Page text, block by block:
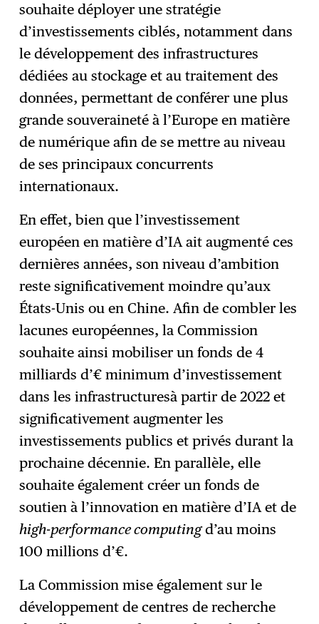
souhaite déployer une stratégie
d’investissements ciblés, notamment dans
le développement des infrastructures
dédiées au stockage et au traitement des
données, permettant de conférer une plus
grande souveraineté à l’Europe en matière
de numérique afin de se mettre au niveau
de ses principaux concurrents
internationaux.
En effet, bien que l’investissement
européen en matière d’IA ait augmenté ces
dernières années, son niveau d’ambition
reste significativement moindre qu’aux
États-Unis ou en Chine. Afin de combler les
lacunes européennes, la Commission
souhaite ainsi mobiliser un fonds de 4
milliards d’€ minimum d’investissement
dans les infrastructuresà partir de 2022 et
significativement augmenter les
investissements publics et privés durant la
prochaine décennie. En parallèle, elle
souhaite également créer un fonds de
soutien à l’innovation en matière d’IA et de
high-performance computingd’au moins
100 millions d’€.
La Commission mise également sur le
développement de centres de recherche